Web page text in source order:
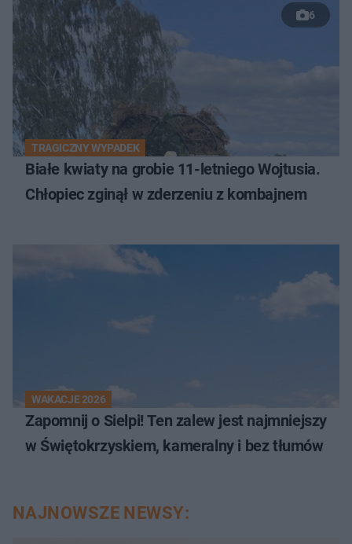
6
TRAGICZNY WYPADEK
Białe kwiaty na grobie 11-letniego Wojtusia.
Chłopiec zginął w zderzeniu z kombajnem
WAKACJE 2026
Zapomnij o Sielpi! Ten zalew jest najmniejszy
w Świętokrzyskiem, kameralny i bez tłumów
NAJNOWSZE NEWSY: